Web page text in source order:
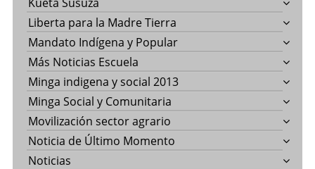
Liberta para la Madre Tierra
Mandato Indígena y Popular
Más Noticias Escuela
Minga indigena y social 2013
Minga Social y Comunitaria
Movilización sector agrario
Noticia de Último Momento
Noticias